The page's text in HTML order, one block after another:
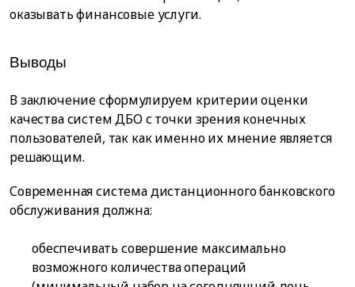
оказывать финансовые услуги.
Выводы
В заключение сформулируем критерии оценки
качества систем ДБО с точки зрения конечных
пользователей, так как именно их мнение является
решающим.
Современная система дистанционного банковского
обслуживания должна:
обеспечивать совершение максимально
возможного количества операций